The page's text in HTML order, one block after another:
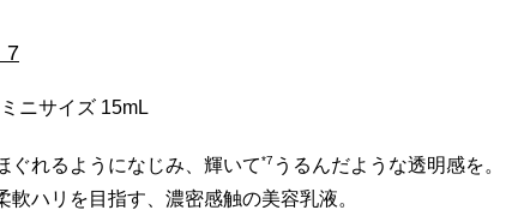
7
ニサイズ 15mL
ぐれるようになじみ、輝いて*7 うるんだような透明感を。
軟ハリを目指す、濃密感触の美容乳液。